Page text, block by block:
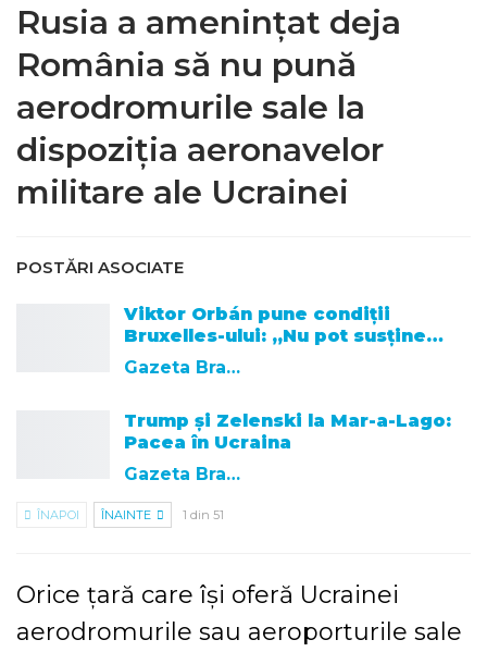
Rusia a amenințat deja
România să nu pună
aerodromurile sale la
dispoziția aeronavelor
militare ale Ucrainei
POSTĂRI ASOCIATE
Viktor Orbán pune condiții
Bruxelles-ului: „Nu pot susține…
Gazeta Brasovului
Trump și Zelenski la Mar-a-Lago:
Pacea în Ucraina
Gazeta Brasovului
ÎNAPOI ÎNAINTE 1 din 51
Orice țară care își oferă Ucrainei
aerodromurile sau aeroporturile sale